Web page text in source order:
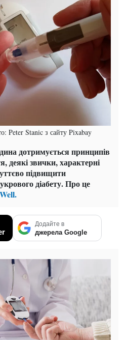
Peter Stanic з сайту Pixabay
дотримується принципів
деякі звички, характерні
підвищити
діабету. Про це
Додайте в
джерела Google